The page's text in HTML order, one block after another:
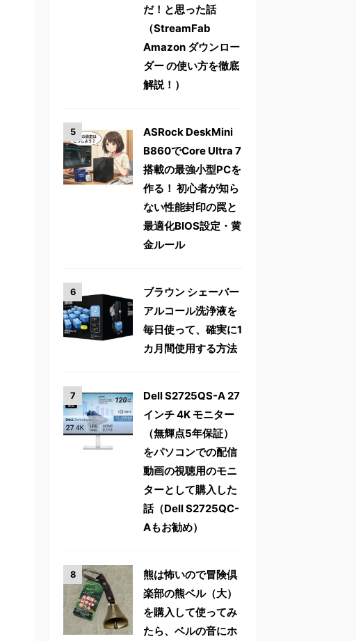
だ！と思った話
（StreamFab
Amazon ダウンロー
ダー の使い方を徹底
解説！）
ASRock DeskMini
B860でCore Ultra 7
搭載の最強小型PCを
作る！ 初心者が知ら
ない性能封印の罠と
最適化BIOS設定・黄
金ルール
ブラウン シェーバー
アルコール洗浄液を
毎日使って、確実に1
カ月間使用する方法
Dell S2725QS-A 27
インチ 4K モニター
（無輝点5年保証）
をパソコンでの配信
動画の視聴用のモニ
ターとして購入した
話（Dell S2725QC-
Aもお勧め）
熊は怖いので冒険倶
楽部の熊ベル（大）
を購入して使ってみ
たら、ベルの音にホ